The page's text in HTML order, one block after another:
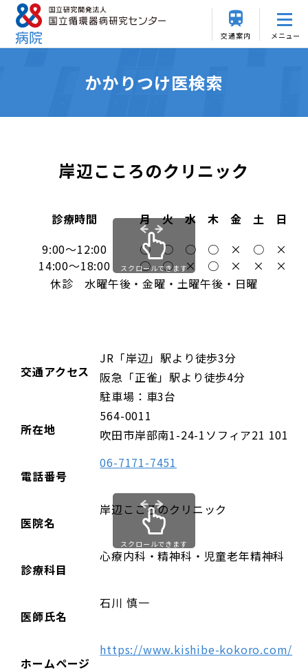
交通案内 メニュー
かかりつけ医検索
岸辺こころのクリニック
診療時間 月 火 水 木 金 土
日
9:00～12:00
○ ○ ○ ○ × ○
×
14:00～18:00
○ ○ × ○ × × ×
スクロールできます
休診 水曜午後・金曜・土曜午後・日曜
交通アクセス
JR「岸辺」駅より徒歩3分
阪急「正雀」駅より徒歩4分
駐車場：車3台
所在地
564-0011
吹田市岸部南1-24-1ソフィア21 101
電話番号
06-7171-7451
医院名
岸辺こころのクリニック
診療科目
心療内科・精神科・児童老年精神科
医師氏名
石川 慎一
ホームページ
https://www.kishibe-kokoro.com/
スクロールできます